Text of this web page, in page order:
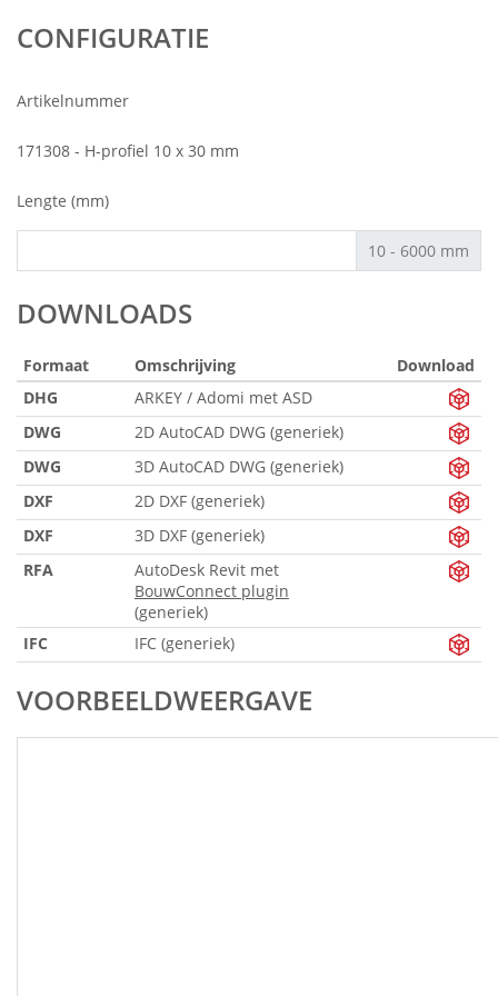
CONFIGURATIE
Artikelnummer
171308 - H-profiel 10 x 30 mm
Lengte (mm)
10 - 6000 mm
DOWNLOADS
Formaat Omschrijving
Download
DHG
ARKEY / Adomi met ASD
DWG
2D AutoCAD DWG (generiek)
DWG
3D AutoCAD DWG (generiek)
DXF
2D DXF (generiek)
DXF
3D DXF (generiek)
RFA
AutoDesk Revit met
BouwConnect plugin
(generiek)
IFC
IFC (generiek)
VOORBEELDWEERGAVE